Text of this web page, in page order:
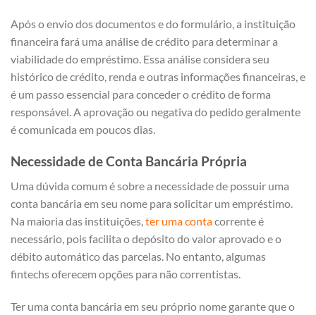
Após o envio dos documentos e do formulário, a instituição
financeira fará uma análise de crédito para determinar a
viabilidade do empréstimo. Essa análise considera seu
histórico de crédito, renda e outras informações financeiras, e
é um passo essencial para conceder o crédito de forma
responsável. A aprovação ou negativa do pedido geralmente
é comunicada em poucos dias.
Necessidade de Conta Bancária Própria
Uma dúvida comum é sobre a necessidade de possuir uma
conta bancária em seu nome para solicitar um empréstimo.
Na maioria das instituições, ter uma contacorrente é
necessário, pois facilita o depósito do valor aprovado e o
débito automático das parcelas. No entanto, algumas
fintechs oferecem opções para não correntistas.
Ter uma conta bancária em seu próprio nome garante que o